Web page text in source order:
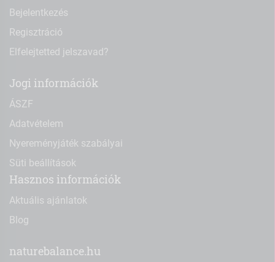
Bejelentkezés
Regisztráció
Elfelejtetted jelszavad?
Jogi információk
ÁSZF
Adatvételem
Nyereményjáték szabályai
Süti beállítások
Hasznos információk
Aktuális ajánlatok
Blog
naturebalance.hu